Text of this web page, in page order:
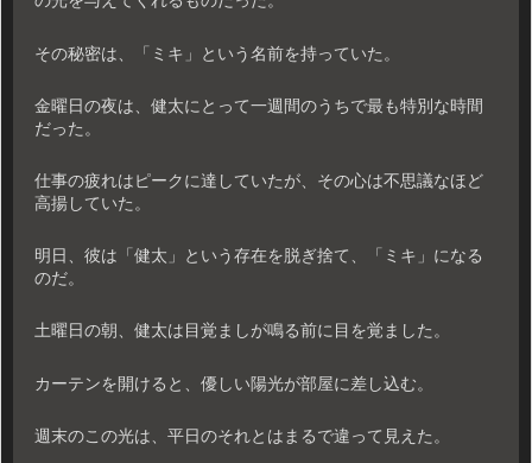
その秘密は、「ミキ」という名前を持っていた。
金曜日の夜は、健太にとって一週間のうちで最も特別な時間
だった。
仕事の疲れはピークに達していたが、その心は不思議なほど
高揚していた。
明日、彼は「健太」という存在を脱ぎ捨て、「ミキ」になる
のだ。
土曜日の朝、健太は目覚ましが鳴る前に目を覚ました。
カーテンを開けると、優しい陽光が部屋に差し込む。
週末のこの光は、平日のそれとはまるで違って見えた。